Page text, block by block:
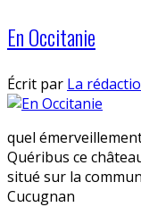
En Occitanie
Écrit par La
quel
Quéribus ce
situé sur la
Cucugnan